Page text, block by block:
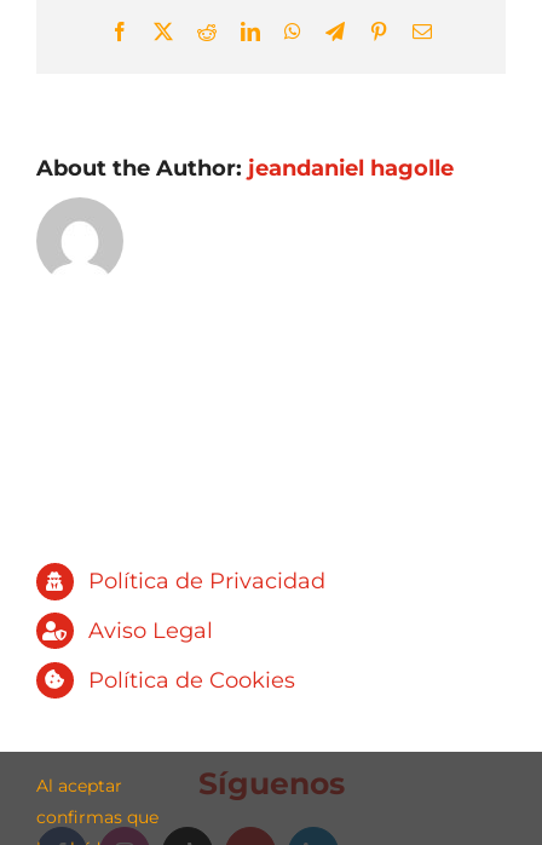
Facebook RedditLinkedInWhatsApp
TelegramPinterestEmail
About the Author: jeandaniel hagolle
Política de Privacidad
Aviso Legal
Política de Cookies
Síguenos
Al aceptar
confirmas que